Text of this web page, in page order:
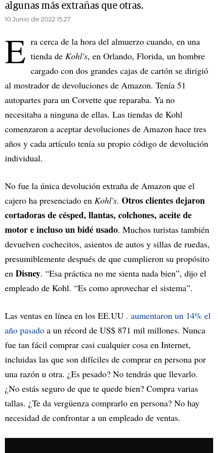
algunas más extrañas que otras.
10 Junio de 2022 15.27
E ra cerca de la hora del almuerzo cuando, en una
tienda de Kohl's, en Orlando, Florida, un hombre
cargado con dos grandes cajas de cartón se dirigió
al mostrador de devoluciones de Amazon. Tenía 51
autopartes para un Corvette que reparaba. Ya no
necesitaba a ninguna de ellas. Las tiendas de Kohl
comenzaron a aceptar devoluciones de Amazon hace tres
años y cada artículo tenía su propio código de devolución
individual.
No fue la única devolución extraña de Amazon que el
cajero ha presenciado en Kohl's. Otros clientes dejaron
cortadoras de césped, llantas, colchones, aceite de
motor e incluso un bidé usado. Muchos turistas también
devuelven cochecitos, asientos de autos y sillas de ruedas,
presumiblemente después de que cumplieron su propósito
en Disney. “Esa práctica no me sienta nada bien”, dijo el
empleado de Kohl. “Es como aprovechar el sistema”.
Las ventas en línea en los EE.UU . aumentaron un 14% el
año pasado a un récord de US$ 871 mil millones. Nunca
fue tan fácil comprar casi cualquier cosa en Internet,
incluidas las que son difíciles de comprar en persona por
una razón u otra. ¿Es pesado? No tendrás que llevarlo.
¿No estás seguro de que te quede bien? Compra varias
tallas. ¿Te da vergüenza comprarlo en persona? No hay
necesidad de confrontar a un empleado de ventas.